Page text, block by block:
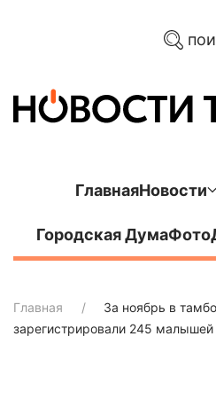
ГлавнаяНовости
Городская ДумаФото
Главная
За ноябрь в
зарегистрировали 245 малышей